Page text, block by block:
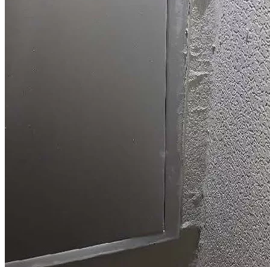
Смотрите видеоразборы, подготовленные нашими юристами
с ответами на самые популярные вопросы. Больше видео и
полезных советов от юристов в наших каналах в соцсетях:
Телеграм
Rutube
Какая цена учитывается при включении требований
Принят первый закон о развитии ИИ в России
Кашаев Максим Павлович
Должен ли виновник затопления оплачивать ремонт
Квартира или апартаменты: что лучше выбрать
Можно ли купить квартиру без регистрации по месту
Меркулов Игорь Петрович
Наш кейс: Продажа квартиры за 2 недели с судебным
решением и 4-мя собственниками
Спикер: Львов Валентин Владимирович